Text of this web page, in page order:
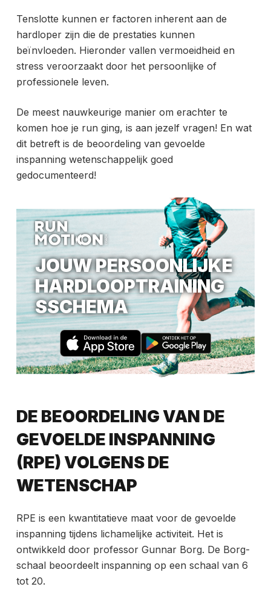
Tenslotte kunnen er factoren inherent aan de
hardloper zijn die de prestaties kunnen
beïnvloeden. Hieronder vallen vermoeidheid en
stress veroorzaakt door het persoonlijke of
professionele leven.
De meest nauwkeurige manier om erachter te
komen hoe je run ging, is aan jezelf vragen! En wat
dit betreft is de beoordeling van gevoelde
inspanning wetenschappelijk goed
gedocumenteerd!
JOUW PERSOONLIJKE
HARDLOOPTRAINING
SSCHEMA
DE BEOORDELING VAN DE
GEVOELDE INSPANNING
(RPE) VOLGENS DE
WETENSCHAP
RPE is een kwantitatieve maat voor de gevoelde
inspanning tijdens lichamelijke activiteit. Het is
ontwikkeld door professor Gunnar Borg. De Borg-
schaal beoordeelt inspanning op een schaal van 6
tot 20.